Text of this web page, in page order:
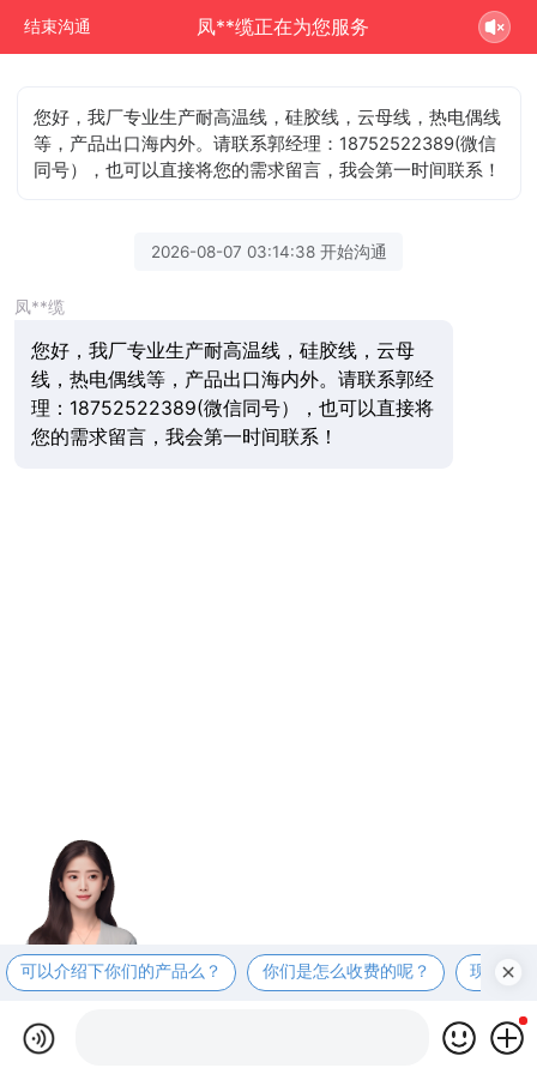
结束沟通 凤**缆正在为您服务
您好，我厂专业生产耐高温线，硅胶线，云母线，热电偶线
等，产品出口海内外。请联系郭经理：18752522389(微信
同号），也可以直接将您的需求留言，我会第一时间联系！
2026-08-07 03:14:38 开始沟通
凤**缆
您好，我厂专业生产耐高温线，硅胶线，云母
线，热电偶线等，产品出口海内外。请联系郭经
理：18752522389(微信同号），也可以直接将
您的需求留言，我会第一时间联系！
可以介绍下你们的产品么？ 你们是怎么收费的呢？ 现在有